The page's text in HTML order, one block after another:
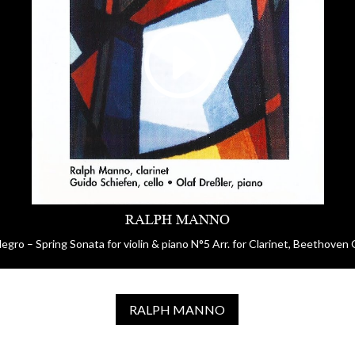
RALPH MANNO
– Spring Sonata for violin & piano N°5 Arr. for Clarinet, Beethoven
RALPH MANNO